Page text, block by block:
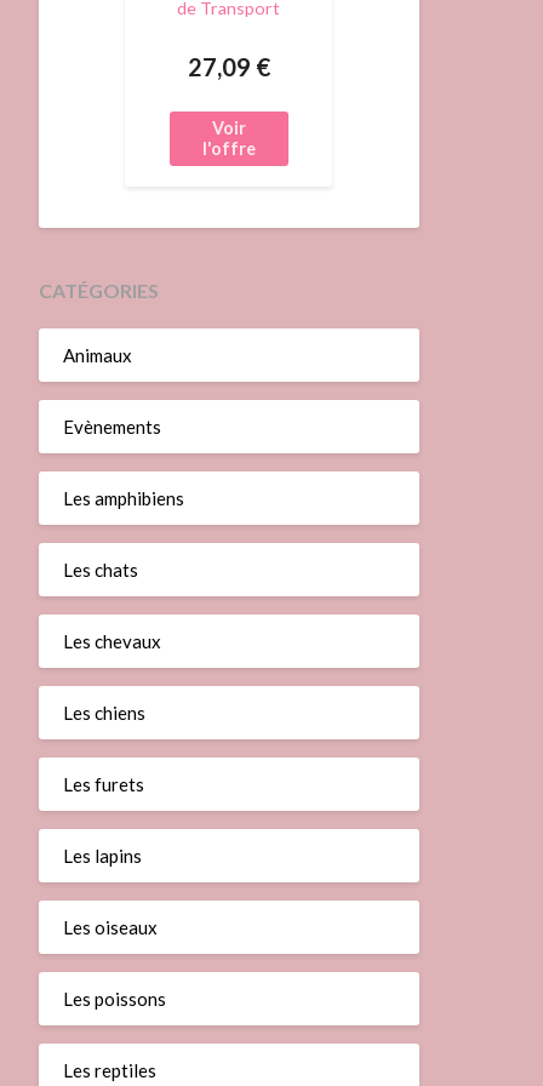
de Transport
Pratique Blanc
27,09 €
CATÉGORIES
Animaux
Evènements
Les amphibiens
Les chats
Les chevaux
Les chiens
Les furets
Les lapins
Les oiseaux
Les poissons
Les reptiles